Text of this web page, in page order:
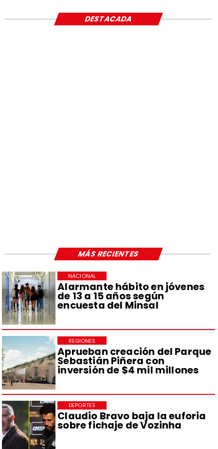
Alarmante hábito en jóvenes
de 13 a 15 años según
encuesta del Minsal
NACIONAL
Aprueban creación del Parque
Sebastián Piñera con
inversión de $4 mil millones
REGIONES
Claudio Bravo baja la euforia
sobre fichaje de Vozinha
DEPORTES
DESTACADA
MÁS RECIENTES